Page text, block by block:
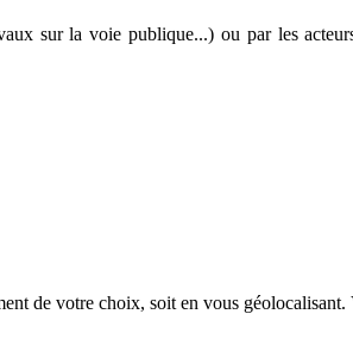
sur la voie publique...) ou par les
de votre choix, soit en vous géolocalisant.